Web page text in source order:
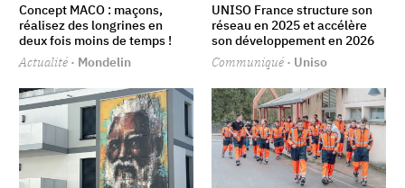
Concept MACO : maçons,
réalisez des longrines en
deux fois moins de temps !
Actualité · Mondelin
UNISO France structure son
réseau en 2025 et accélère
son développement en 2026
Communiqué · Uniso